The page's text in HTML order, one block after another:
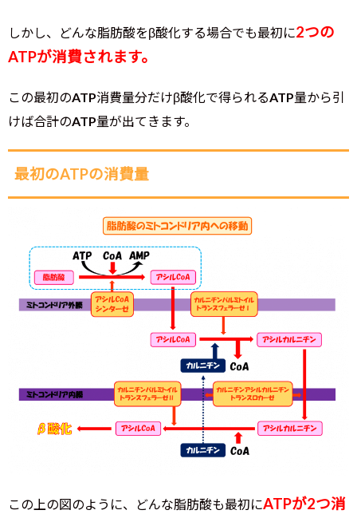
しかし、どんな脂肪酸をβ酸化する場合でも最初に2つの
ATPが消費されます。
この最初のATP消費量分だけβ酸化で得られるATP量から引
けば合計のATP量が出てきます。
最初のATPの消費量
この上の図のように、どんな脂肪酸も最初にATPが2つ消